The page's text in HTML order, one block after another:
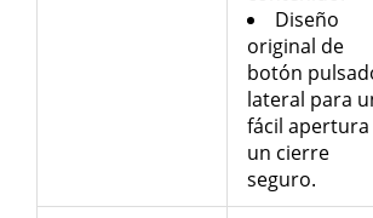
Diseño
original de
botón
lateral para
fácil apertura
un cierre
seguro.